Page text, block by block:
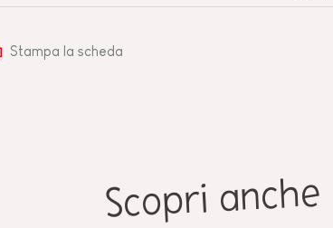
Stampa la scheda
Scopri anche